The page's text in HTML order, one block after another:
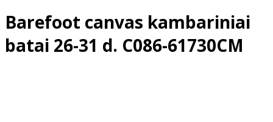
Barefoot canvas kambariniai
batai 26-31 d. C086-61730CM